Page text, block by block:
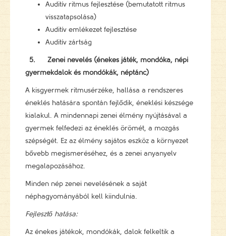
Auditív ritmus fejlesztése (bemutatott ritmus
visszatapsolása)
Auditív emlékezet fejlesztése
Auditív zártság
5. Zenei nevelés (énekes játék, mondóka, népi
gyermekdalok és mondókák, néptánc)
A kisgyermek ritmusérzéke, hallása a rendszeres
éneklés hatására spontán fejlődik, éneklési készsége
kialakul. A mindennapi zenei élmény nyújtásával a
gyermek felfedezi az éneklés örömét, a mozgás
szépségét. Ez az élmény sajátos eszköz a környezet
bővebb megismeréséhez, és a zenei anyanyelv
megalapozásához.
Minden nép zenei nevelésének a saját
néphagyományából kell kiindulnia.
Fejlesztő hatása:
Az énekes játékok, mondókák, dalok felkeltik a